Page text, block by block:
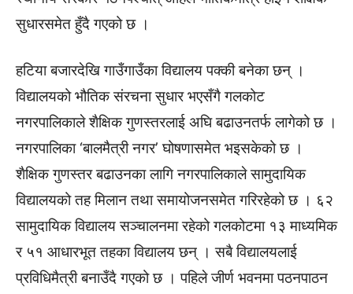
सुधारसमेत हुँदै गएको छ ।
हटिया बजारदेखि गाउँगाउँका विद्यालय पक्की बनेका छन् ।
विद्यालयको भौतिक संरचना सुधार भएसँगै गलकोट
नगरपालिकाले शैक्षिक गुणस्तरलाई अघि बढाउनतर्फ लागेको छ ।
नगरपालिका ‘बालमैत्री नगर’ घोषणासमेत भइसकेको छ ।
शैक्षिक गुणस्तर बढाउनका लागि नगरपालिकाले सामुदायिक
विद्यालयको तह मिलान तथा समायोजनसमेत गरिरहेको छ । ६२
सामुदायिक विद्यालय सञ्चालनमा रहेको गलकोटमा १३ माध्यमिक
र ५१ आधारभूत तहका विद्यालय छन् । सबै विद्यालयलाई
प्रविधिमैत्री बनाउँदै गएको छ । पहिले जीर्ण भवनमा पठनपाठन